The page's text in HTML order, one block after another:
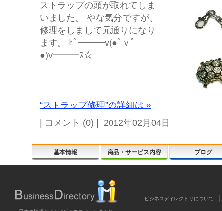
ストラップの頭が取れてしま
いました。 やな気分ですが、
修理をしまして元通りになり
ます。 ﾋﾟ━━━v(●ﾟｖﾟ
●)v━━━ｽ☆
“ストラップ修理”の詳細は »
| コメント (0) | 2012年02月04日
基本情報 商品・サービス内容 ブログ
ビジネスディレクトリについて